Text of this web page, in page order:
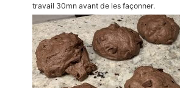
travail 30mn avant de les façonner.